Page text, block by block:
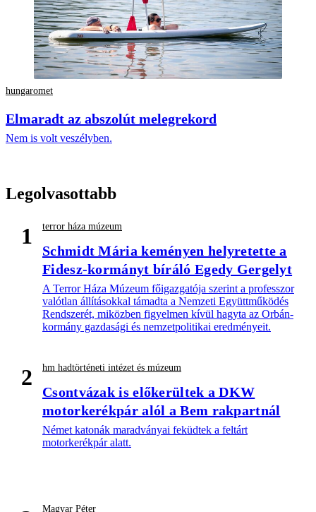
hungaromet
Elmaradt az abszolút melegrekord
Nem is volt veszélyben.
Legolvasottabb
1 terror háza múzeum
Schmidt Mária keményen helyretette a
Fidesz-kormányt bíráló Egedy Gergelyt
A Terror Háza Múzeum főigazgatója szerint a professzor
valótlan állításokkal támadta a Nemzeti Együttműködés
Rendszerét, miközben figyelmen kívül hagyta az Orbán-
kormány gazdasági és nemzetpolitikai eredményeit.
2 hm hadtörténeti intézet és múzeum
Csontvázak is előkerültek a DKW
motorkerékpár alól a Bem rakpartnál
Német katonák maradványai feküdtek a feltárt
motorkerékpár alatt.
Magyar Péter